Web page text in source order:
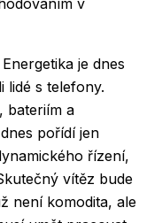
v
je dnes
lidé s telefony.
bateriím a
pořídí jen
řízení,
vítěz bude
není komodita, ale